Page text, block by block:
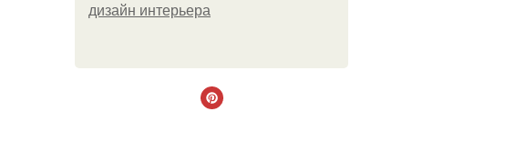
дизайн интерьера